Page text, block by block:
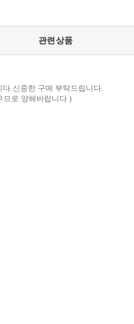
관련상품
.신중한 구매 부탁드립니다.
므로 양해바랍니다 )